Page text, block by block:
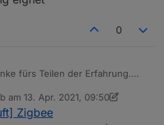
0
fürs Teilen der Erfahrung.
:-)
👍
am 13. Apr. 2021, 09:50
editiert von klassisch
Zigbee